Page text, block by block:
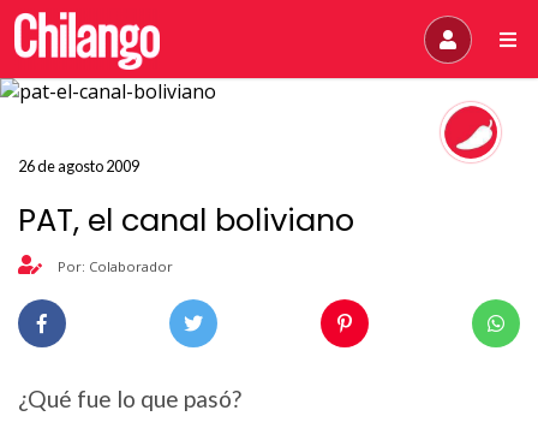
26 de agosto 2009
PAT, el canal boliviano
Por: Colaborador
¿Qué fue lo que pasó?